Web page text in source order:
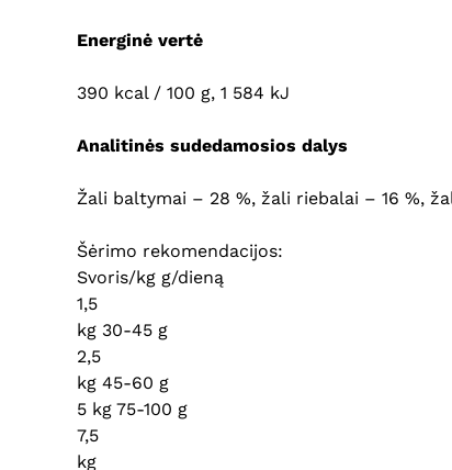
Energinė vertė
390 kcal / 100 g, 1 584 kJ
Analitinės sudedamosios dalys
Žali baltymai – 28 %, žali riebalai – 16 %,
Šėrimo rekomendacijos:
Svoris/kg g/dieną
1,5
kg 30-45 g
2,5
kg 45-60 g
5 kg 75-100 g
7,5
kg